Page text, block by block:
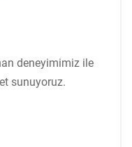
deneyimimiz ile
sunuyoruz.